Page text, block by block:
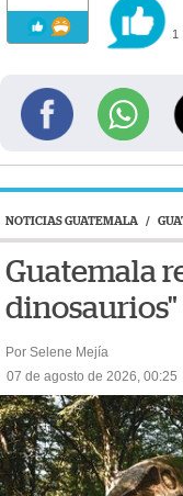
1
NOTICIAS GUATEMALA /
Guatemala
Por Selene Mejía
07 de agosto de 2026, 00:25